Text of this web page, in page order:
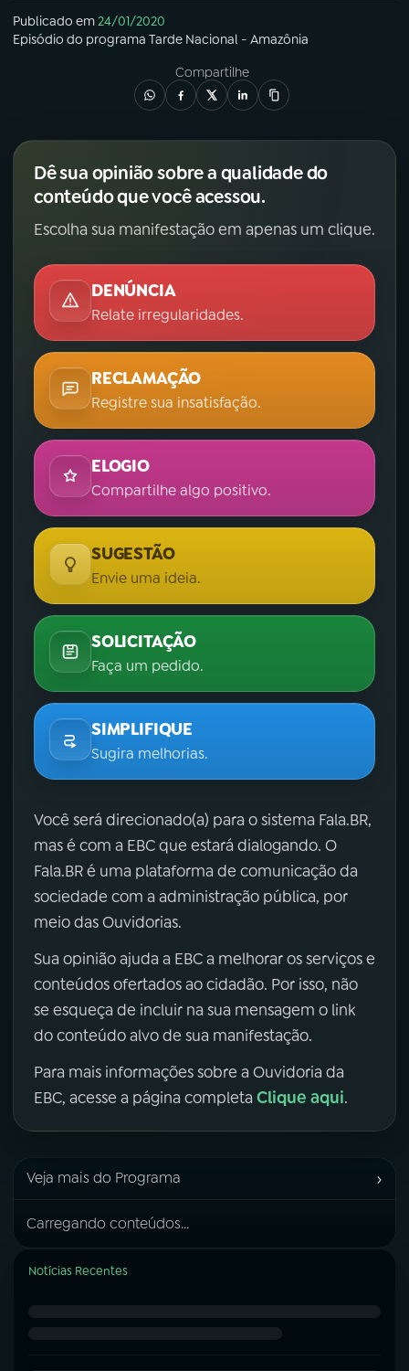
Publicado em24/01/2020
Episódio do programa Tarde Nacional - Amazônia
Compartilhe
Dê sua opinião sobre a qualidade do
conteúdo que você acessou.
Escolha sua manifestação em apenas um clique.
DENÚNCIA
Relate irregularidades.
RECLAMAÇÃO
Registre sua insatisfação.
ELOGIO
Compartilhe algo positivo.
SUGESTÃO
Envie uma ideia.
SOLICITAÇÃO
Faça um pedido.
SIMPLIFIQUE
Sugira melhorias.
Você será direcionado(a) para o sistema Fala.BR,
mas é com a EBC que estará dialogando. O
Fala.BR é uma plataforma de comunicação da
sociedade com a administração pública, por
meio das Ouvidorias.
Sua opinião ajuda a EBC a melhorar os serviços e
conteúdos ofertados ao cidadão. Por isso, não
se esqueça de incluir na sua mensagem o link
do conteúdo alvo de sua manifestação.
Para mais informações sobre a Ouvidoria da
EBC, acesse a página completa Clique aqui.
Veja mais do Programa ›
Carregando conteúdos...
Notícias Recentes